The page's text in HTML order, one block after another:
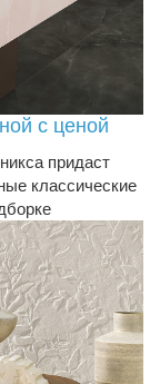
с ценой
придаст
классические